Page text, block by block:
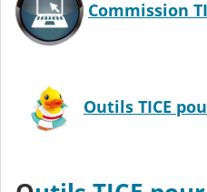
Commission
Outils TICE